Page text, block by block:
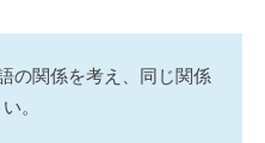
の関係を考え、同じ関係
。